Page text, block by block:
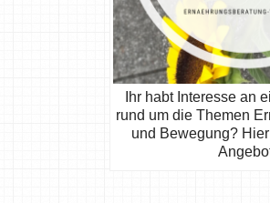
Ihr habt Interesse an
rund um die Themen
und Bewegung?